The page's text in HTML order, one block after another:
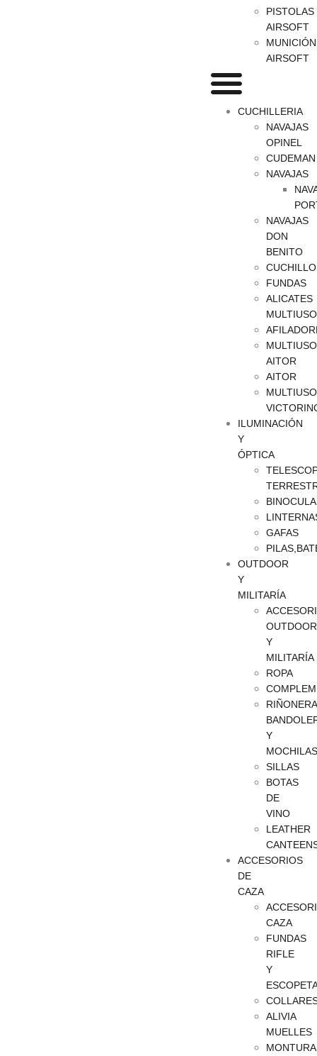
PISTOLAS
AIRSOFT
MUNICIÓN
AIRSOFT
CUCHILLERIA
NAVAJAS
OPINEL
CUDEMAN
NAVAJAS
NAVAJAS
DON
BENITO
FUNDAS
ALICATES
AITOR
AITOR
ILUMINACIÓN
Y
ÓPTICA
GAFAS
OUTDOOR
Y
MILITARÍA
OUTDOOR
Y
MILITARÍA
ROPA
Y
MOCHILAS
SILLAS
BOTAS
DE
VINO
LEATHER
ACCESORIOS
DE
CAZA
CAZA
FUNDAS
RIFLE
Y
ALIVIA
MUELLES